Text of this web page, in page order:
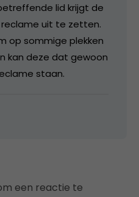
lid krijgt de
uit te zetten.
op sommige plekken
kan deze dat gewoon
staan.
een reactie te